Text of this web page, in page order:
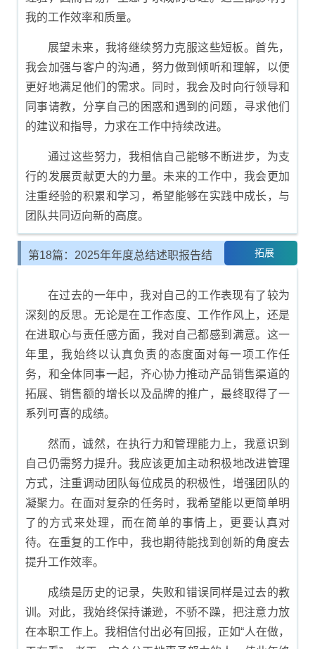
我的工作效率和质量。
展望未来，我将继续努力克服这些短板。首先，
我会加强与客户的沟通，努力做到倾听和理解，以便
更好地满足他们的需求。同时，我会及时向行领导和
同事请教，分享自己的困惑和遇到的问题，寻求他们
的建议和指导，力求在工作中持续改进。
通过这些努力，我相信自己能够不断进步，为支
行的发展贡献更大的力量。未来的工作中，我会更加
注重经验的积累和学习，希望能够在实践中成长，与
团队共同迈向新的高度。
第18篇：2025年年度总结述职报告结 拓展
在过去的一年中，我对自己的工作表现有了较为
深刻的反思。无论是在工作态度、工作作风上，还是
在进取心与责任感方面，我对自己都感到满意。这一
年里，我始终以认真负责的态度面对每一项工作任
务，和全体同事一起，齐心协力推动产品销售渠道的
拓展、销售额的增长以及品牌的推广，最终取得了一
系列可喜的成绩。
然而，诚然，在执行力和管理能力上，我意识到
自己仍需努力提升。我应该更加主动积极地改进管理
方式，注重调动团队每位成员的积极性，增强团队的
凝聚力。在面对复杂的任务时，我希望能以更简单明
了的方式来处理，而在简单的事情上，更要认真对
待。在重复的工作中，我也期待能找到创新的角度去
提升工作效率。
成绩是历史的记录，失败和错误同样是过去的教
训。对此，我始终保持谦逊，不骄不躁，把注意力放
在本职工作上。我相信付出必有回报，正如“人在做，